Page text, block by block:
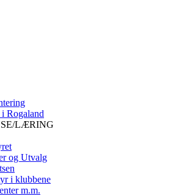
Rogaland
LÆRING
og Utvalg
i klubbene
m.m.